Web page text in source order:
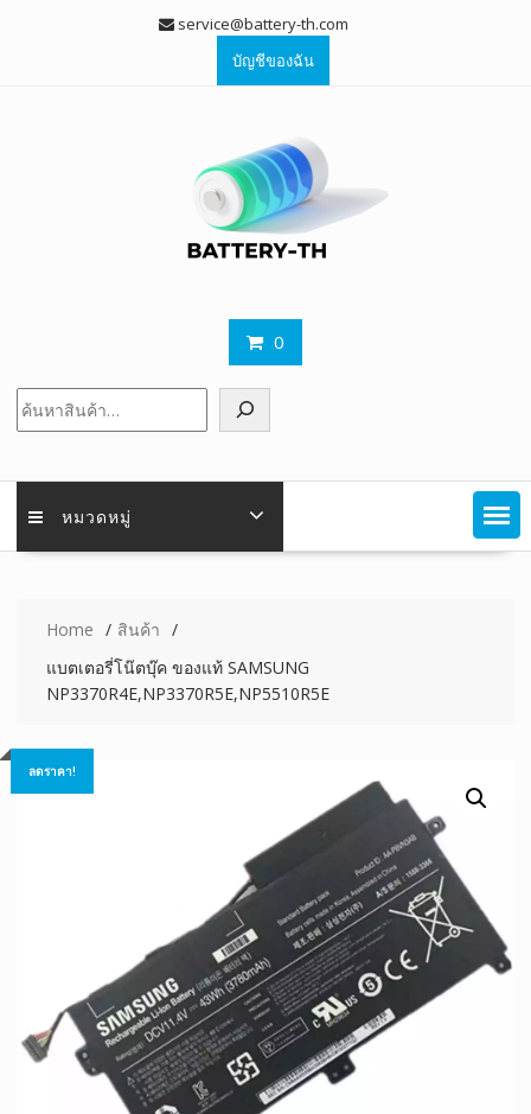
service@battery-th.com
บัญชีของฉัน
0
หมวดหมู่
Home
สินค้า
แบตเตอรี่โน๊ตบุ๊ค ของแท้ SAMSUNG
NP3370R4E,NP3370R5E,NP5510R5E
ลดราคา!